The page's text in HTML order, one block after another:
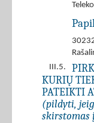
III.5.
KURIŲ
PATEIKTI
(pildyti,
skirstomas